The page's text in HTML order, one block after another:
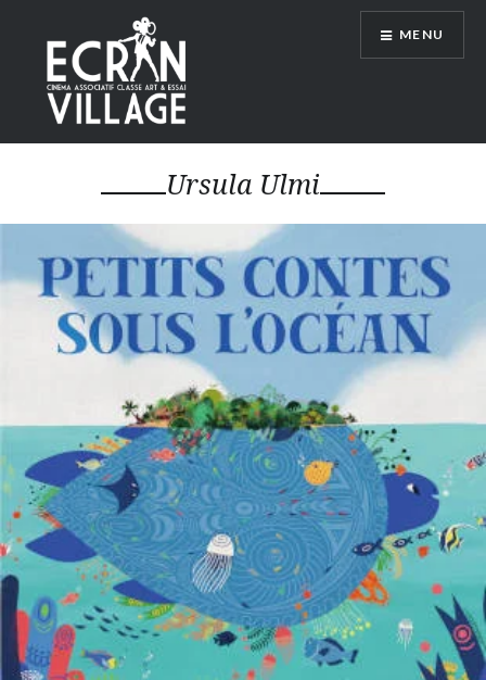
contenu
principal
ÉCRAN VILLAGE
MENU
Ursula Ulmi